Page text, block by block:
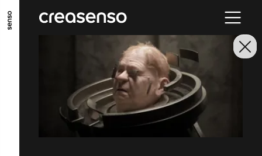
ALLER AU CONTENU PRINCIPAL
ALLER AU MENU PRINCIPAL
ALLER EN BAS DE PAGE